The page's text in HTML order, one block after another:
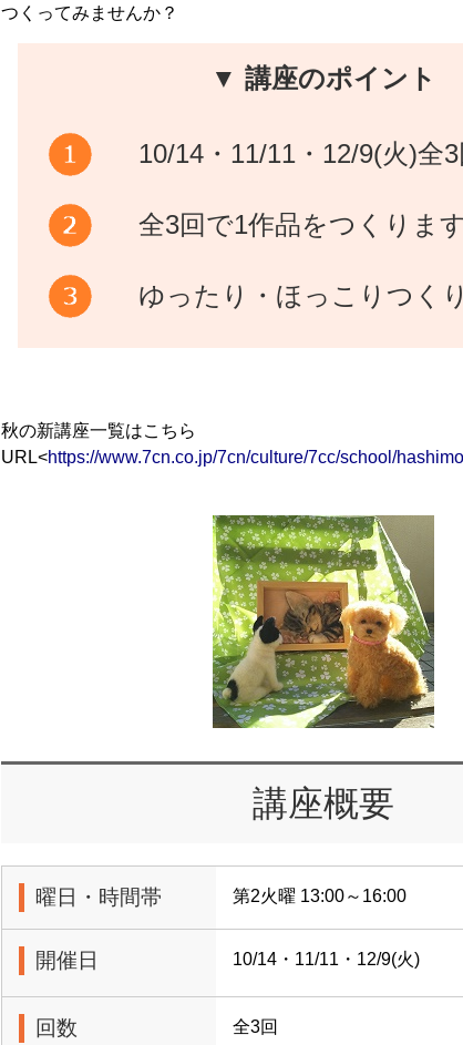
つくってみませんか？
▼ 講座のポイント
10/14・11/11・12/9(火)全
全3回で1作品をつくりま
ゆったり・ほっこりつく
秋の新講座一覧はこちら
URL<https://www.7cn.co.jp/7cn/culture/7cc/school/
講座概要
曜日・時間帯 第2火曜 13:00～16:00
開催日 10/14・11/11・12/9(火)
回数 全3回